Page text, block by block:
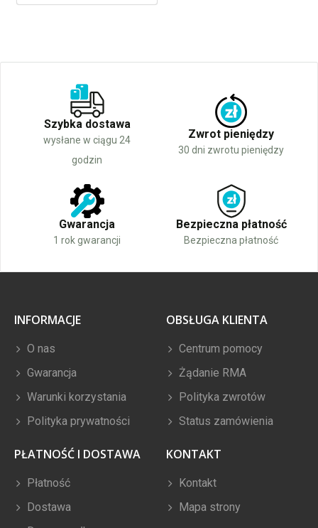
Szybka dostawa
wysłane w ciągu 24
godzin
Zwrot pieniędzy
30 dni zwrotu pieniędzy
Gwarancja
1 rok gwarancji
Bezpieczna płatność
Bezpieczna płatność
INFORMACJE
O nas
Gwarancja
Warunki korzystania
Polityka prywatności
OBSŁUGA KLIENTA
Centrum pomocy
Żądanie RMA
Polityka zwrotów
Status zamówienia
PŁATNOŚĆ I DOSTAWA
Płatność
Dostawa
KONTAKT
Kontakt
Mapa strony